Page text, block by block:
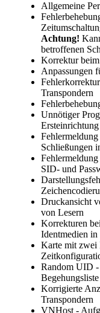
Allgemeine
Achtung!
betroffenen
Korrektur
Anpassungen
Transpondern
Unnötiger
Schließungen
SID- und
Druckansicht
von Lesern
Korrekturen
Identmedien
Karte mit zwei
Random UID -
Begehungsliste
Korrigierte
Transpondern
VNHost -